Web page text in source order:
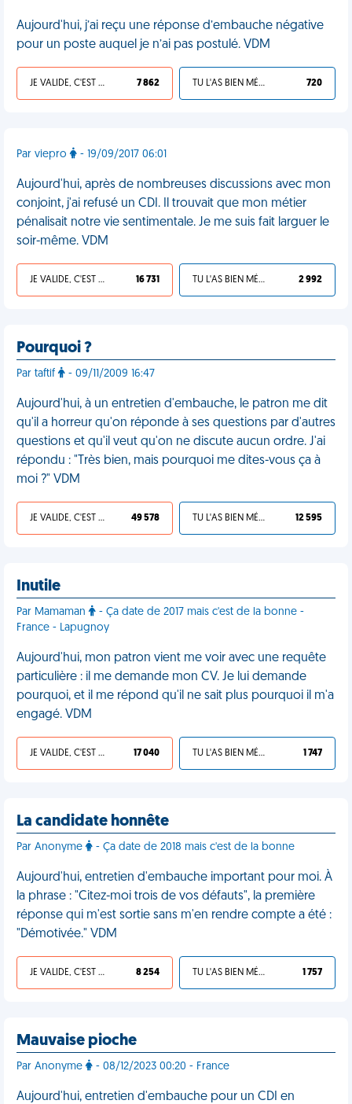
Aujourd'hui, j’ai reçu une réponse d’embauche négative
pour un poste auquel je n’ai pas postulé. VDM
JE VALIDE, C'EST UNE VDM 7 862 TU L'AS BIEN MÉRITÉ 720
Par viepro - 19/09/2017 06:01
Aujourd'hui, après de nombreuses discussions avec mon
conjoint, j'ai refusé un CDI. Il trouvait que mon métier
pénalisait notre vie sentimentale. Je me suis fait larguer le
soir-même. VDM
JE VALIDE, C'EST UNE VDM 16 731 TU L'AS BIEN MÉRITÉ 2 992
Pourquoi ?
Par taftif - 09/11/2009 16:47
Aujourd'hui, à un entretien d'embauche, le patron me dit
qu'il a horreur qu'on réponde à ses questions par d'autres
questions et qu'il veut qu'on ne discute aucun ordre. J'ai
répondu : "Très bien, mais pourquoi me dites-vous ça à
moi ?" VDM
JE VALIDE, C'EST UNE VDM 49 578 TU L'AS BIEN MÉRITÉ 12 595
Inutile
Par Mamaman
- Ça date de 2017 mais c'est de la bonne -
France - Lapugnoy
Aujourd'hui, mon patron vient me voir avec une requête
particulière : il me demande mon CV. Je lui demande
pourquoi, et il me répond qu'il ne sait plus pourquoi il m'a
engagé. VDM
JE VALIDE, C'EST UNE VDM 17 040 TU L'AS BIEN MÉRITÉ 1 747
La candidate honnête
Par Anonyme - Ça date de 2018 mais c'est de la bonne
Aujourd'hui, entretien d'embauche important pour moi. À
la phrase : "Citez-moi trois de vos défauts", la première
réponse qui m'est sortie sans m'en rendre compte a été :
"Démotivée." VDM
JE VALIDE, C'EST UNE VDM 8 254 TU L'AS BIEN MÉRITÉ 1 757
Mauvaise pioche
Par Anonyme - 08/12/2023 00:20 - France
Aujourd'hui, entretien d'embauche pour un CDI en